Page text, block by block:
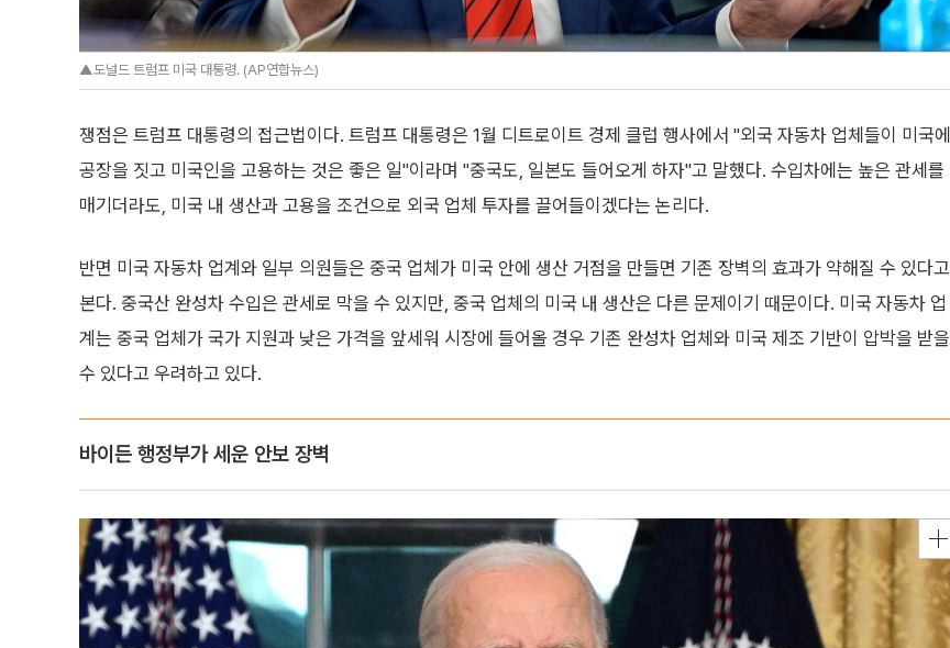
▲도널드 트럼프 미국 대통령. (AP연합뉴스)
쟁점은 트럼프 대통령의 접근법이다. 트럼프 대통령은 1월 디트로이트 경제 클럽 행사에서 "외국 자동차 업체들이 미국에
공장을 짓고 미국인을 고용하는 것은 좋은 일"이라며 "중국도, 일본도 들어오게 하자"고 말했다. 수입차에는 높은 관세를
매기더라도, 미국 내 생산과 고용을 조건으로 외국 업체 투자를 끌어들이겠다는 논리다.
반면 미국 자동차 업계와 일부 의원들은 중국 업체가 미국 안에 생산 거점을 만들면 기존 장벽의 효과가 약해질 수 있다고
본다. 중국산 완성차 수입은 관세로 막을 수 있지만, 중국 업체의 미국 내 생산은 다른 문제이기 때문이다. 미국 자동차 업
계는 중국 업체가 국가 지원과 낮은 가격을 앞세워 시장에 들어올 경우 기존 완성차 업체와 미국 제조 기반이 압박을 받을
수 있다고 우려하고 있다.
바이든 행정부가 세운 안보 장벽